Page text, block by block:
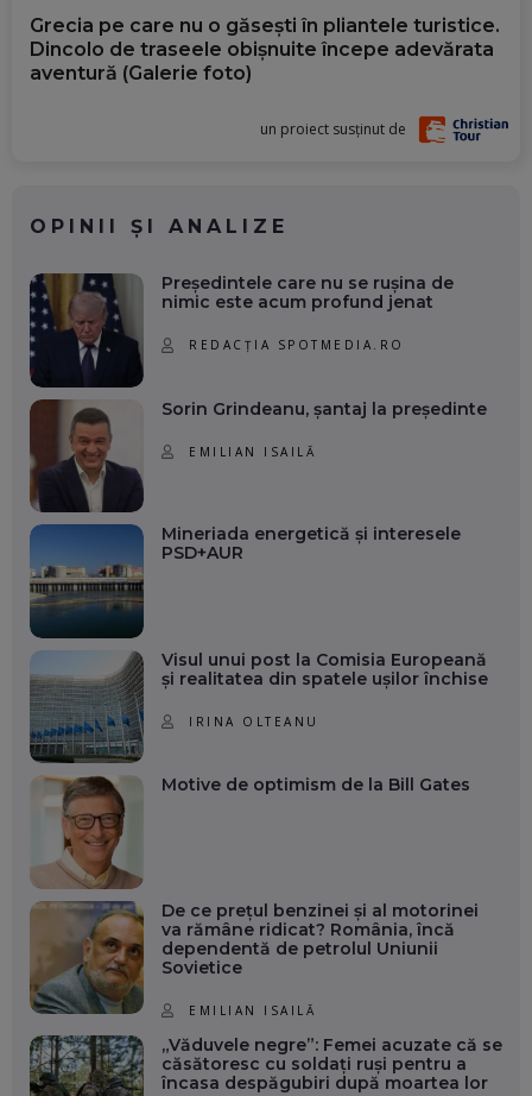
Grecia pe care nu o găsești în pliantele turistice.
Dincolo de traseele obișnuite începe adevărata
aventură (Galerie foto)
un proiect susținut de
OPINII ȘI ANALIZE
Președintele care nu se rușina de
nimic este acum profund jenat
REDACȚIA SPOTMEDIA.RO
Sorin Grindeanu, șantaj la președinte
EMILIAN ISAILĂ
Mineriada energetică și interesele
PSD+AUR
Visul unui post la Comisia Europeană
și realitatea din spatele ușilor închise
IRINA OLTEANU
Motive de optimism de la Bill Gates
De ce prețul benzinei și al motorinei
va rămâne ridicat? România, încă
dependentă de petrolul Uniunii
Sovietice
EMILIAN ISAILĂ
„Văduvele negre”: Femei acuzate că se
căsătoresc cu soldați ruși pentru a
încasa despăgubiri după moartea lor